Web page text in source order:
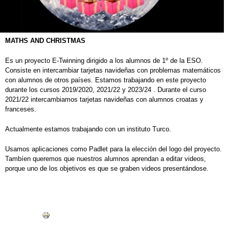
MATHS AND CHRISTMAS
Es un proyecto E-Twinning dirigido a los alumnos de 1º de la ESO.
Consiste en intercambiar tarjetas navideñas con problemas matemáticos
con alumnos de otros países. Estamos trabajando en este proyecto
durante los cursos 2019/2020, 2021/22 y 2023/24 . Durante el curso
2021/22 intercambiamos tarjetas navideñas con alumnos croatas y
franceses.
Actualmente estamos trabajando con un instituto Turco.
Usamos aplicaciones como Padlet para la elección del logo del proyecto.
Tambíen queremos que nuestros alumnos aprendan a editar videos,
porque uno de los objetivos es que se graben videos presentándose.